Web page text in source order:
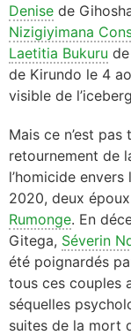
Denise de
Nizigiyimana
Laetitia Bukuru
de Kirundo le 4
visible de
Mais ce n’est
retournement de
l’homicide
2020, deux
Rumonge. En
Gitega, Séverin
été poignardés
tous ces couples
séquelles
suites de la mort